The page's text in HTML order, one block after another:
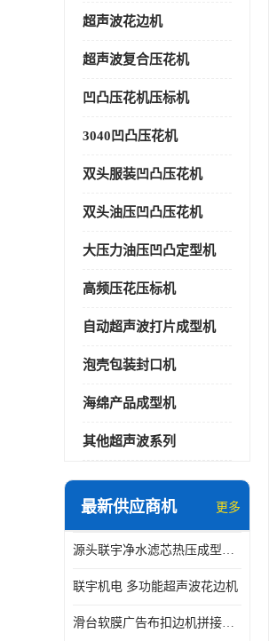
超声波花边机
超声波复合压花机
凹凸压花机压标机
3040凹凸压花机
双头服装凹凸压花机
双头油压凹凸压花机
大压力油压凹凸定型机
高频压花压标机
自动超声波打片成型机
泡壳包装封口机
海绵产品成型机
其他超声波系列
最新供应商机 更多
源头联宇净水滤芯热压成型机器 超声波大功率封边机
联宇机电 多功能超声波花边机
滑台软膜广告布扣边机拼接机用于焊接热合拼接作用